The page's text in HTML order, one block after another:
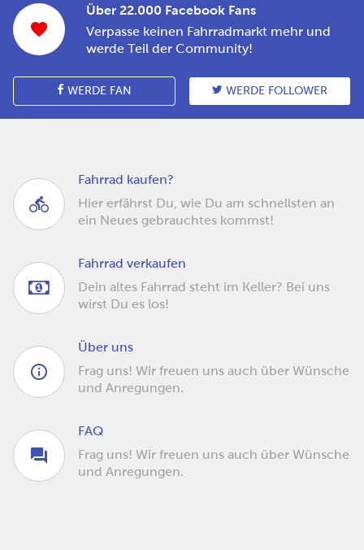
Über 22.000 Facebook Fans
Verpasse keinen Fahrradmarkt mehr und
werde Teil der Community!
WERDE FAN WERDE FOLLOWER
Fahrrad kaufen?
Hier erfährst Du, wie Du am schnellsten an
ein Neues gebrauchtes kommst!
Fahrrad verkaufen
Dein altes Fahrrad steht im Keller? Bei uns
wirst Du es los!
Über uns
Frag uns! Wir freuen uns auch über Wünsche
und Anregungen.
FAQ
Frag uns! Wir freuen uns auch über Wünsche
und Anregungen.